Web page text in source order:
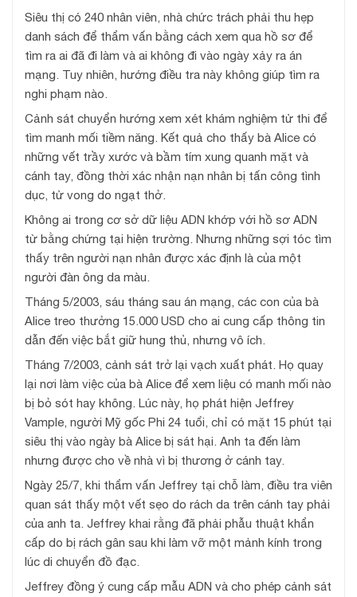
Siêu thị có 240 nhân viên, nhà chức trách phải thu hẹp
danh sách để thẩm vấn bằng cách xem qua hồ sơ để
tìm ra ai đã đi làm và ai không đi vào ngày xảy ra án
mạng. Tuy nhiên, hướng điều tra này không giúp tìm ra
nghi phạm nào.
Cảnh sát chuyển hướng xem xét khám nghiệm tử thi để
tìm manh mối tiềm năng. Kết quả cho thấy bà Alice có
những vết trầy xước và bầm tím xung quanh mặt và
cánh tay, đồng thời xác nhận nạn nhân bị tấn công tình
dục, tử vong do ngạt thở.
Không ai trong cơ sở dữ liệu ADN khớp với hồ sơ ADN
từ bằng chứng tại hiện trường. Nhưng những sợi tóc tìm
thấy trên người nạn nhân được xác định là của một
người đàn ông da màu.
Tháng 5/2003, sáu tháng sau án mạng, các con của bà
Alice treo thưởng 15.000 USD cho ai cung cấp thông tin
dẫn đến việc bắt giữ hung thủ, nhưng vô ích.
Tháng 7/2003, cảnh sát trở lại vạch xuất phát. Họ quay
lại nơi làm việc của bà Alice để xem liệu có manh mối nào
bị bỏ sót hay không. Lúc này, họ phát hiện Jeffrey
Vample, người Mỹ gốc Phi 24 tuổi, chỉ có mặt 15 phút tại
siêu thị vào ngày bà Alice bị sát hại. Anh ta đến làm
nhưng được cho về nhà vì bị thương ở cánh tay.
Ngày 25/7, khi thẩm vấn Jeffrey tại chỗ làm, điều tra viên
quan sát thấy một vết sẹo do rách da trên cánh tay phải
của anh ta. Jeffrey khai rằng đã phải phẫu thuật khẩn
cấp do bị rách gân sau khi làm vỡ một mảnh kính trong
lúc di chuyển đồ đạc.
Jeffrey đồng ý cung cấp mẫu ADN và cho phép cảnh sát